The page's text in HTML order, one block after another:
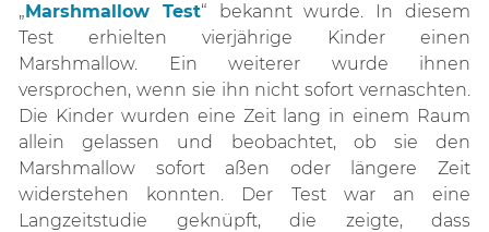
„Marshmallow Test“ bekannt wurde. In diesem
Test erhielten vierjährige Kinder einen
Marshmallow. Ein weiterer wurde ihnen
versprochen, wenn sie ihn nicht sofort vernaschten.
Die Kinder wurden eine Zeit lang in einem Raum
allein gelassen und beobachtet, ob sie den
Marshmallow sofort aßen oder längere Zeit
widerstehen konnten. Der Test war an eine
Langzeitstudie geknüpft, die zeigte, dass